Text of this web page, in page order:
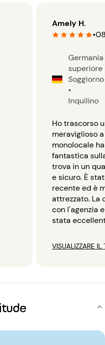
Amely H.
•
superiore
•
Inquilino
Ho trascorso
meraviglioso
monolocale
fantastica
trova in un
e sicuro. È
recente ed è
attrezzato. La
con l'agenzia
stata
VISUALIZZARE